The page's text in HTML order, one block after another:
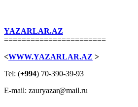
YAZARLAR.AZ
=======================
<WWW.YAZARLAR.AZ >
Tel: (+994) 70-390-39-93
E-mail: zauryazar@mail.ru